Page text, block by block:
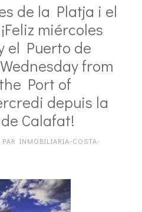
de la Platja i el
miércoles
el Puerto de
from
Port of
depuis la
Calafat!
PAR INMOBILIARIA-COSTA-